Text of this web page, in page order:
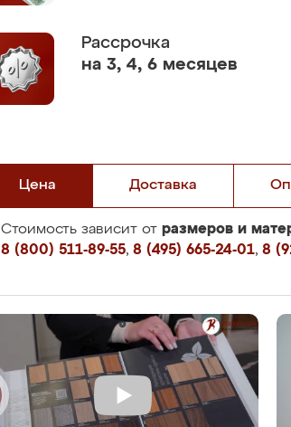
Рассрочка
на 3, 4, 6 месяцев
Цена Доставка
Стоимость зависит от размеров и
8 (800) 511-89-55, 8 (495) 665-24-01, 8